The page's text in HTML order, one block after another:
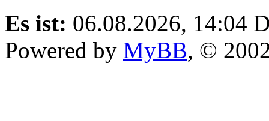
Es ist: 06.08.2026, 14:04
Powered by MyBB, ©